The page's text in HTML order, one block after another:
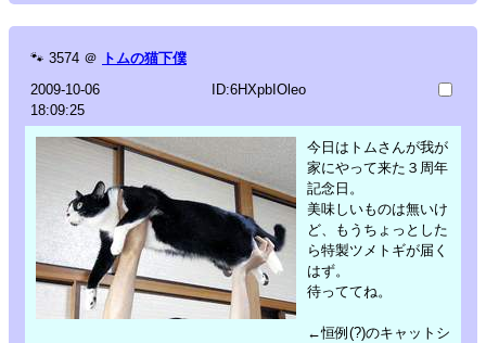
🐾 3574 ＠ トムの猫下僕
2009-10-06
18:09:25
ID:6HXpbIOleo
今日はトムさんが我が
家にやって来た３周年
記念日。
美味しいものは無いけ
ど、もうちょっとした
ら特製ツメトギが届く
はず。
待っててね。
←恒例(?)のキャットシ